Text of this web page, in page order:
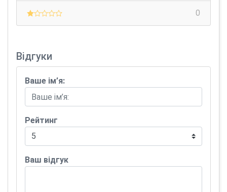
0
Відгуки
Ваше ім’я:
Рейтинг
Ваш відгук